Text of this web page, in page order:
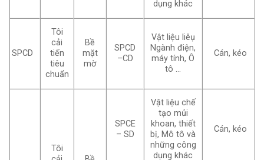
dụng khác
SPCD
Tôi
cải
tiến
tiêu
chuẩn
Bề
mặt
mờ
SPCD
–CD
Vật liệu liêụ
Ngành điện,
máy tính, Ô
tô …
Cán, kéo
Tôi
SPCE
– SD
Vật liệu chế
tạo mủi
khoan, thiết
bị, Mô tô và
những công
dụng khác
Cán, kéo